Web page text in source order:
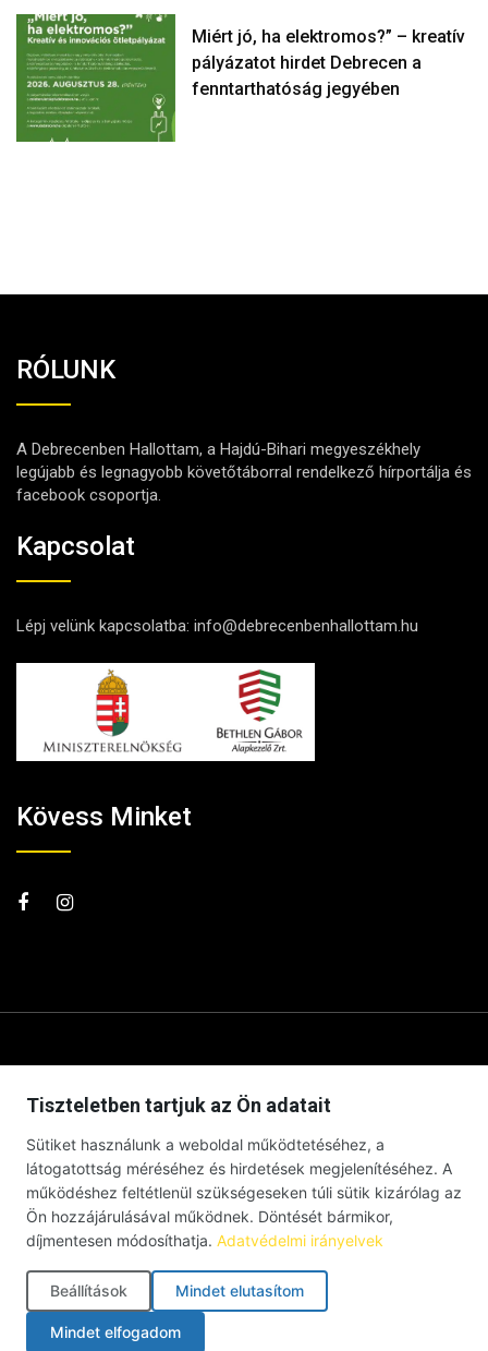
Miért jó, ha elektromos?” – kreatív
pályázatot hirdet Debrecen a
fenntarthatóság jegyében
RÓLUNK
A Debrecenben Hallottam, a Hajdú-Bihari megyeszékhely
legújabb és legnagyobb követőtáborral rendelkező hírportálja és
facebook csoportja.
Kapcsolat
Lépj velünk kapcsolatba: info@debrecenbenhallottam.hu
Kövess Minket
© Debrecenben Hallottam – Minden jog fenntartva – 2026 |
Impresszum
| Adatkezelési tájékoztató |
Cookie-beállítások
Tiszteletben tartjuk az Ön adatait
Sütiket használunk a weboldal működtetéséhez, a
látogatottság méréséhez és hirdetések megjelenítéséhez. A
működéshez feltétlenül szükségeseken túli sütik kizárólag az
Ön hozzájárulásával működnek. Döntését bármikor,
díjmentesen módosíthatja. Adatvédelmi irányelvek
Beállítások Mindet elutasítom
Mindet elfogadom